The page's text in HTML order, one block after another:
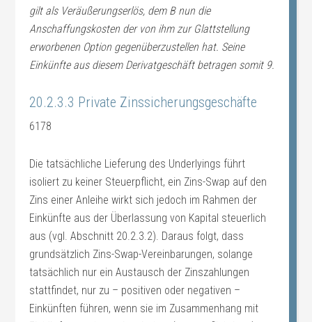
gilt als Veräußerungserlös, dem B nun die
Anschaffungskosten der von ihm zur Glattstellung
erworbenen Option gegenüberzustellen hat. Seine
Einkünfte aus diesem Derivatgeschäft betragen somit 9.
20.2.3.3 Private Zinssicherungsgeschäfte
6178
Die tatsächliche Lieferung des Underlyings führt
isoliert zu keiner Steuerpflicht, ein Zins-Swap auf den
Zins einer Anleihe wirkt sich jedoch im Rahmen der
Einkünfte aus der Überlassung von Kapital steuerlich
aus (vgl. Abschnitt 20.2.3.2). Daraus folgt, dass
grundsätzlich Zins-Swap-Vereinbarungen, solange
tatsächlich nur ein Austausch der Zinszahlungen
stattfindet, nur zu – positiven oder negativen –
Einkünften führen, wenn sie im Zusammenhang mit